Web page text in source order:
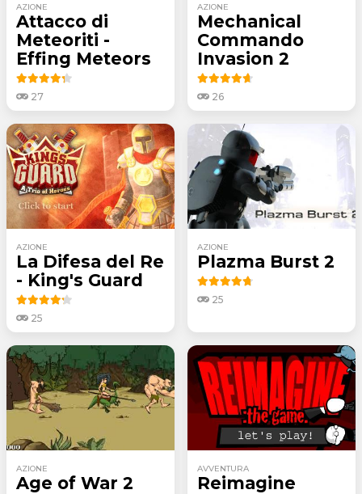
AZIONE
Attacco di
Meteoriti -
Effing Meteors
27
AZIONE
Mechanical
Commando
Invasion 2
26
AZIONE
La Difesa del Re
- King's Guard
25
AZIONE
Plazma Burst 2
25
AZIONE
Age of War 2
AVVENTURA
Reimagine